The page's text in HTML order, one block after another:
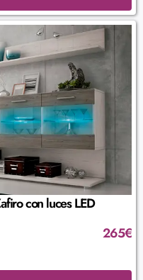
con luces LED
265€